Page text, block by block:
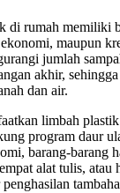
di rumah memiliki
maupun
jumlah
akhir,
dan air.
limbah
program daur
barang-barang
alat tulis, atau